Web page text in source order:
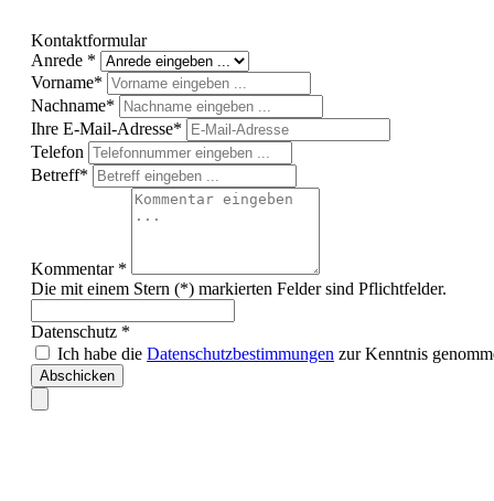
Kontaktformular
Anrede *
Vorname*
Nachname*
Ihre E-Mail-Adresse*
Telefon
Betreff*
Kommentar *
Die mit einem Stern (*) markierten Felder sind Pflichtfelder.
Datenschutz *
Ich habe die Datenschutzbestimmungen zur Kenntnis
Abschicken